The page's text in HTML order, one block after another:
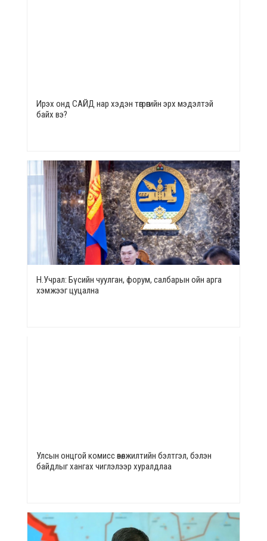
Ирэх онд САЙД нар хэдэн төгрөгийн эрх мэдэлтэй
байх вэ?
Н.Учрал: Бүсийн чуулган, форум, салбарын ойн арга
хэмжээг цуцална
Улсын онцгой комисс өвөлжилтийн бэлтгэл, бэлэн
байдлыг хангах чиглэлээр хуралдлаа